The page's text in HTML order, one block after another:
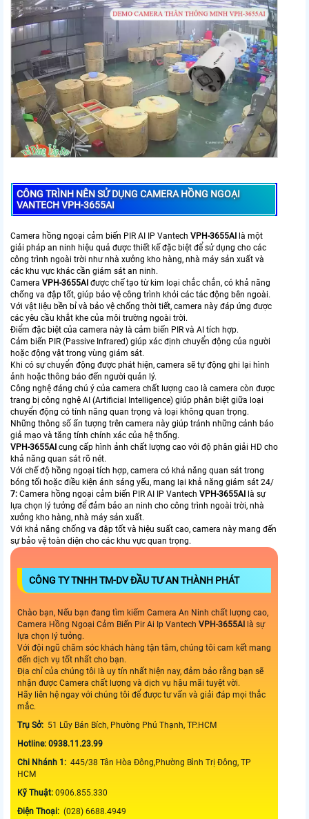
CÔNG TRÌNH NÊN SỬ DỤNG CAMERA HỒNG NGOẠI
VANTECH VPH-3655AI
Camera hồng ngoại cảm biến PIR AI IP Vantech VPH-3655AI là một
giải pháp an ninh hiệu quả được thiết kế đặc biệt để sử dụng cho các
công trình ngoài trời như nhà xưởng kho hàng, nhà máy sản xuất và
các khu vực khác cần giám sát an ninh.
Camera VPH-3655AI được chế tạo từ kim loại chắc chắn, có khả năng
chống va đập tốt, giúp bảo vệ công trình khỏi các tác động bên ngoài.
Với vật liệu bền bỉ và bảo vệ chống thời tiết, camera này đáp ứng được
các yêu cầu khắt khe của môi trường ngoài trời.
Điểm đặc biệt của camera này là cảm biến PIR và AI tích hợp.
Cảm biến PIR (Passive Infrared) giúp xác định chuyển động của người
hoặc động vật trong vùng giám sát.
Khi có sự chuyển động được phát hiện, camera sẽ tự động ghi lại hình
ảnh hoặc thông báo đến người quản lý.
Công nghệ đáng chú ý của camera chất lượng cao là camera còn được
trang bị công nghệ AI (Artificial Intelligence) giúp phân biệt giữa loại
chuyển động có tính năng quan trọng và loại không quan trọng.
Những thông số ấn tượng trên camera này giúp tránh những cảnh báo
giả mạo và tăng tính chính xác của hệ thống.
VPH-3655AI cung cấp hình ảnh chất lượng cao với độ phân giải HD cho
khả năng quan sát rõ nét.
Với chế độ hồng ngoại tích hợp, camera có khả năng quan sát trong
bóng tối hoặc điều kiện ánh sáng yếu, mang lại khả năng giám sát 24/
7: Camera hồng ngoại cảm biến PIR AI IP Vantech VPH-3655AI là sự
lựa chọn lý tưởng để đảm bảo an ninh cho công trình ngoài trời, nhà
xưởng kho hàng, nhà máy sản xuất.
Với khả năng chống va đập tốt và hiệu suất cao, camera này mang đến
sự bảo vệ toàn diện cho các khu vực quan trọng.
CÔNG TY TNHH TM-DV ĐẦU TƯ AN THÀNH PHÁT
Chào bạn, Nếu bạn đang tìm kiếm Camera An Ninh chất lượng cao,
Camera Hồng Ngoại Cảm Biến Pir Ai Ip Vantech VPH-3655AI là sự
lựa chọn lý tưởng.
Với đội ngũ chăm sóc khách hàng tận tâm, chúng tôi cam kết mang
đến dịch vụ tốt nhất cho bạn.
Địa chỉ của chúng tôi là uy tín nhất hiện nay, đảm bảo rằng bạn sẽ
nhận được Camera chất lượng và dịch vụ hậu mãi tuyệt vời.
Hãy liên hệ ngay với chúng tôi để được tư vấn và giải đáp mọi thắc
mắc.
Trụ Sở: 51 Lũy Bán Bích, Phường Phú Thạnh, TP.HCM
Hotline: 0938.11.23.99
Chi Nhánh 1: 445/38 Tân Hòa Đông,Phường Bình Trị Đông, TP
HCM
Kỹ Thuật: 0906.855.330
Điện Thoại: (028) 6688.4949